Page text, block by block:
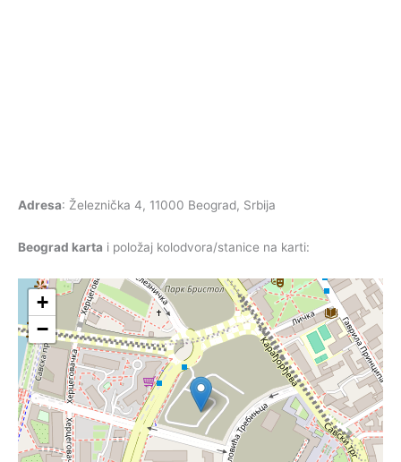
Adresa: Železnička 4, 11000 Beograd, Srbija
Beograd karta i položaj kolodvora/stanice na karti:
+
−